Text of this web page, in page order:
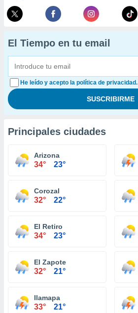
El Tiempo en tu email
He leído y acepto la política de privacidad.
Principales ciudades
Arizona
34° 23°
Corozal
32° 22°
El Retiro
34° 23°
El Zapote
32° 21°
Ilamapa
33° 21°